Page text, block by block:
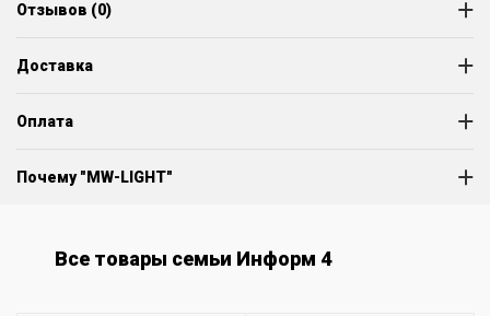
Отзывов (0)
Доставка
Оплата
Почему "MW-LIGHT"
Все товары семьи Информ 4